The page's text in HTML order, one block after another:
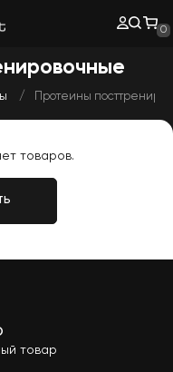
0
Протеины
товаров.
товар